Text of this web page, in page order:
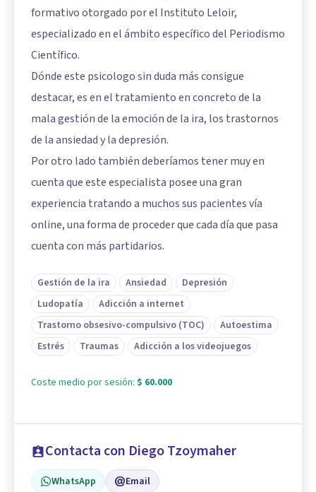
formativo otorgado por el Instituto Leloir,
especializado en el ámbito específico del Periodismo
Científico.
Dónde este psicologo sin duda más consigue
destacar, es en el tratamiento en concreto de la
mala gestión de la emoción de la ira, los trastornos
de la ansiedad y la depresión.
Por otro lado también deberíamos tener muy en
cuenta que este especialista posee una gran
experiencia tratando a muchos sus pacientes vía
online, una forma de proceder que cada día que pasa
cuenta con más partidarios.
Gestión de la ira Ansiedad
Depresión
Ludopatía
Adicción a internet
Trastorno obsesivo-compulsivo (TOC)
Autoestima
Estrés
Traumas Adicción a los videojuegos
Coste medio por sesión: $ 60.000
Contacta con Diego Tzoymaher
WhatsApp Email